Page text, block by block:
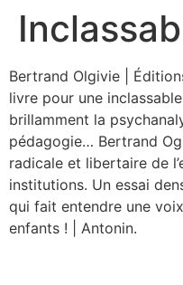
Aller
Bertrand Olgivie |
livre pour une
brillamment la
pédagogie… Bertrand
radicale et libertaire de
institutions. Un essai
qui fait entendre une
enfants ! | Antonin.